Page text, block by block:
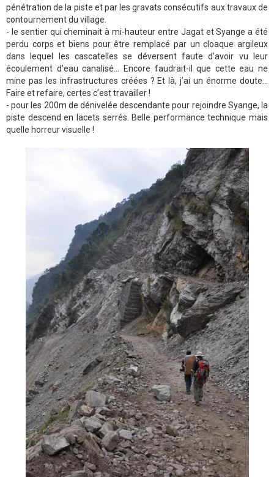
pénétration de la piste et par les gravats consécutifs aux travaux de
contournement du village.
- le sentier qui cheminait à mi-hauteur entre Jagat et Syange a été
perdu corps et biens pour être remplacé par un cloaque argileux
dans lequel les cascatelles se déversent faute d’avoir vu leur
écoulement d’eau canalisé… Encore faudrait-il que cette eau ne
mine pas les infrastructures créées ? Et là, j’ai un énorme doute…
Faire et refaire, certes c’est travailler !
- pour les 200m de dénivelée descendante pour rejoindre Syange, la
piste descend en lacets serrés. Belle performance technique mais
quelle horreur visuelle !